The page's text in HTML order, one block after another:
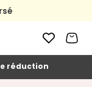
réduction